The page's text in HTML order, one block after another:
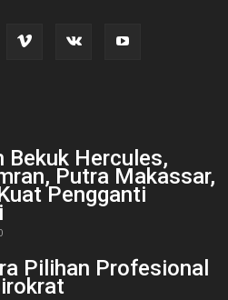
Bekuk Hercules,
Putra Makassar,
Pengganti
Pilihan Profesional